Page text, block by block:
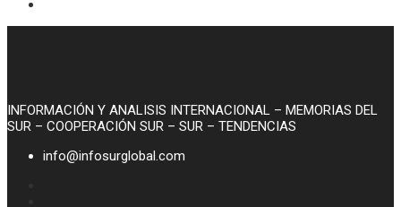
INFORMACIÓN Y ANALISIS INTERNACIONAL – MEMORIAS DEL
SUR – COOPERACIÓN SUR – SUR – TENDENCIAS
info@infosurglobal.com